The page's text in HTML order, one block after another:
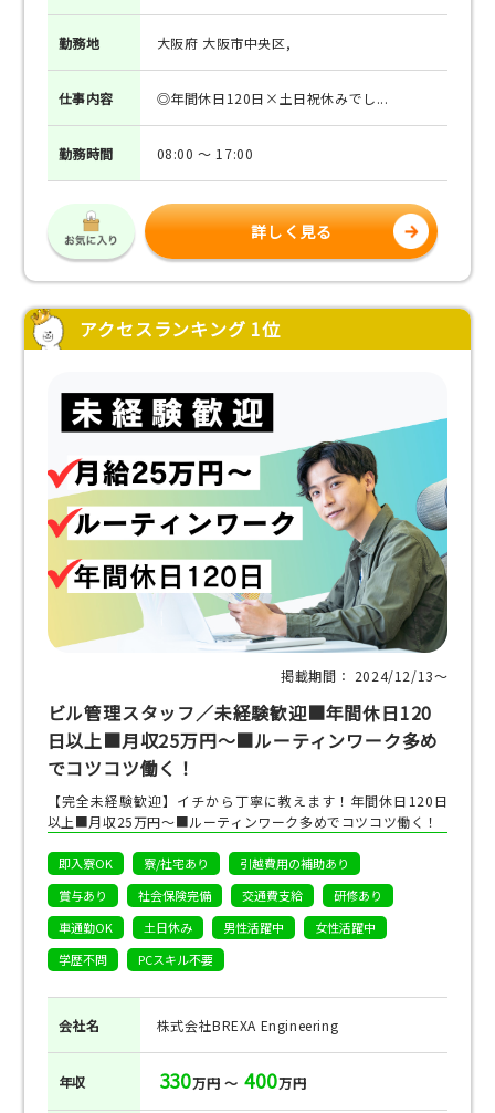
勤務地 大阪府 大阪市中央区,
仕事内容 ◎年間休日120日×土日祝休みでし...
勤務時間 08:00 ～ 17:00
詳しく見る
アクセスランキング 1位
掲載期間： 2024/12/13〜
ビル管理スタッフ／未経験歓迎■年間休日120
日以上■月収25万円～■ルーティンワーク多め
でコツコツ働く！
【完全未経験歓迎】イチから丁寧に教えます！年間休日120日
以上■月収25万円～■ルーティンワーク多めでコツコツ働く！
即入寮OK 寮/社宅あり
引越費用の補助あり
賞与あり
社会保険完備 交通費支給
研修あり
車通勤OK
土日休み 男性活躍中
女性活躍中
学歴不問
PCスキル不要
会社名 株式会社BREXA Engineering
年収 330万円 ～ 400万円